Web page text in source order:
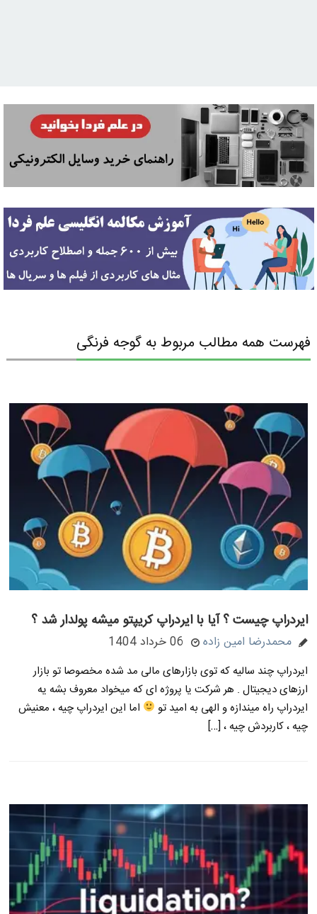
فهرست همه مطالب مربوط به گوجه فرنگی
ایردراپ چیست ؟ آیا با ایردراپ کریپتو میشه پولدار شد ؟
محمدرضا امین زاده 06 خرداد 1404
ایردراپ چند سالیه که توی بازارهای مالی مد شده مخصوصا تو بازار
ارزهای دیجیتال . هر شرکت یا پروژه ای که میخواد معروف بشه یه
ایردراپ راه میندازه و الهی به امید تو
اما این ایردراپ چیه ، معنیش
چیه ، کاربردش چیه ، […]